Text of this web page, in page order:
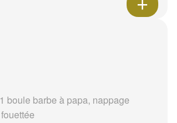
boule barbe à papa, nappage